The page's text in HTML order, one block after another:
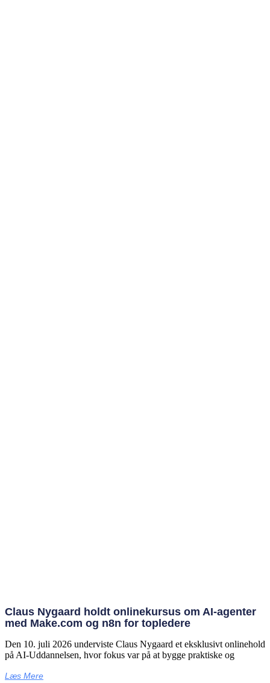
Claus Nygaard holdt onlinekursus om AI‑agenter
med Make.com og n8n for topledere
Den 10. juli 2026 underviste Claus Nygaard et eksklusivt onlinehold
på AI‑Uddannelsen, hvor fokus var på at bygge praktiske og
Læs Mere